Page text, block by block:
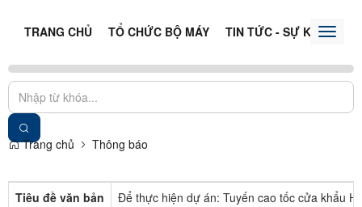
TRANG CHỦ TỔ CHỨC BỘ MÁY TIN TỨC - SỰ KIỆNToggle
Trang chủ Thông báo
Tiêu đề văn bản
Để thực hiện dự án: Tuyến cao tốc cửa khẩu